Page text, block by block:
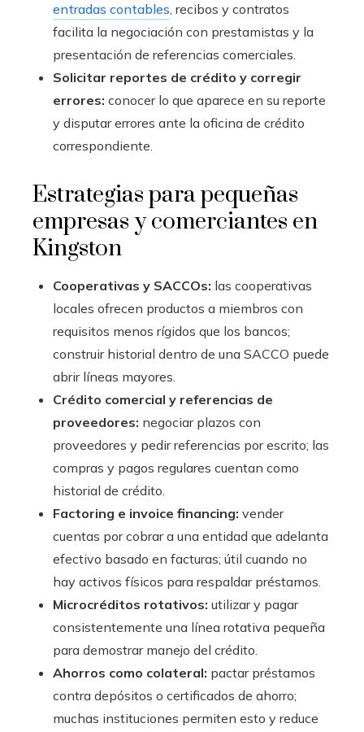
entradas contables, recibos y contratos
facilita la negociación con prestamistas y la
presentación de referencias comerciales.
Solicitar reportes de crédito y corregir
errores: conocer lo que aparece en su reporte
y disputar errores ante la oficina de crédito
correspondiente.
Estrategias para pequeñas
empresas y comerciantes en
Kingston
Cooperativas y SACCOs: las cooperativas
locales ofrecen productos a miembros con
requisitos menos rígidos que los bancos;
construir historial dentro de una SACCO puede
abrir líneas mayores.
Crédito comercial y referencias de
proveedores: negociar plazos con
proveedores y pedir referencias por escrito; las
compras y pagos regulares cuentan como
historial de crédito.
Factoring e invoice financing: vender
cuentas por cobrar a una entidad que adelanta
efectivo basado en facturas; útil cuando no
hay activos físicos para respaldar préstamos.
Microcréditos rotativos: utilizar y pagar
consistentemente una línea rotativa pequeña
para demostrar manejo del crédito.
Ahorros como colateral: pactar préstamos
contra depósitos o certificados de ahorro;
muchas instituciones permiten esto y reduce